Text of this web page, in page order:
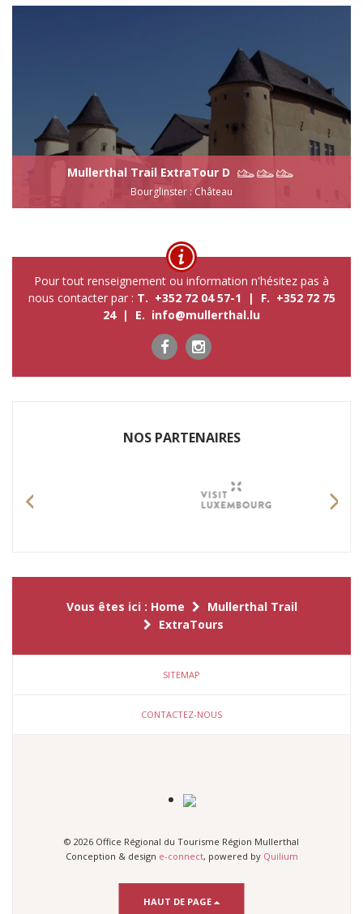
Mullerthal Trail ExtraTour D
Bourglinster : Château
Pour tout renseignement ou information n'hésitez pas à
nous contacter par : T. +352 72 04 57-1 | F. +352 72 75
24 | E. info@mullerthal.lu
NOS P​ARTENAIRES
Vous êtes ici : Home
Mullerthal Trail
ExtraTours
SITEMAP
CONTACTEZ-NOUS
© 2026 Office Régional du Tourisme Région Mullerthal
Conception & design e-connect, powered by Quilium
HAUT DE PAGE